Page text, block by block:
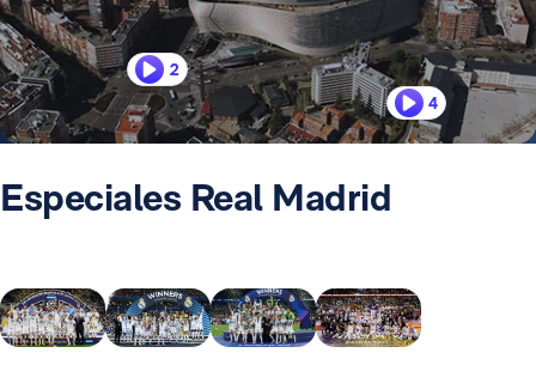
2
4
Especiales Real Madrid